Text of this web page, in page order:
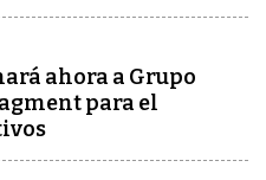
ahora a Grupo
para el